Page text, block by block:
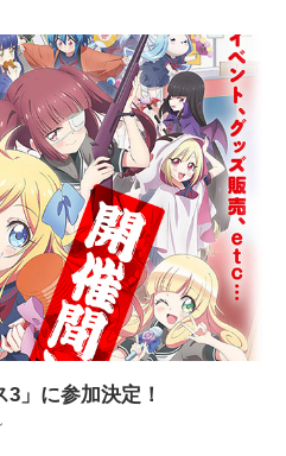
」に参加決定！